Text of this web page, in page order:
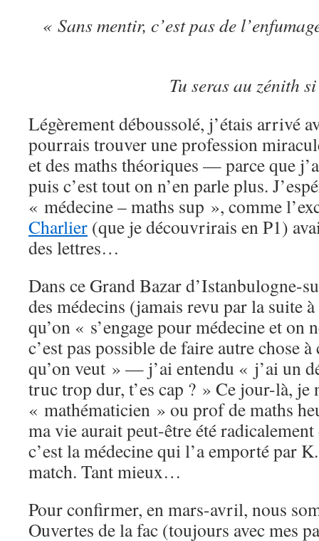
« Sans mentir, c’est pas de
Tu seras au zénith
Légèrement déboussolé, j’étais arrivé
pourrais trouver une profession
et des maths théoriques — parce que
puis c’est tout on n’en parle plus.
« médecine – maths sup », comme
Charlier (que je découvrirais en P1)
des lettres…
Dans ce Grand Bazar d’Istanbulogne-
des médecins (jamais revu par la suite
qu’on « s’engage pour médecine et on
c’est pas possible de faire autre chose
qu’on veut » — j’ai entendu « j’ai un
truc trop dur, t’es cap ? » Ce jour-là, je
« mathématicien » ou prof de maths
ma vie aurait peut-être été
c’est la médecine qui l’a emporté par
match. Tant mieux…
Pour confirmer, en mars-avril, nous
Ouvertes de la fac (toujours avec mes